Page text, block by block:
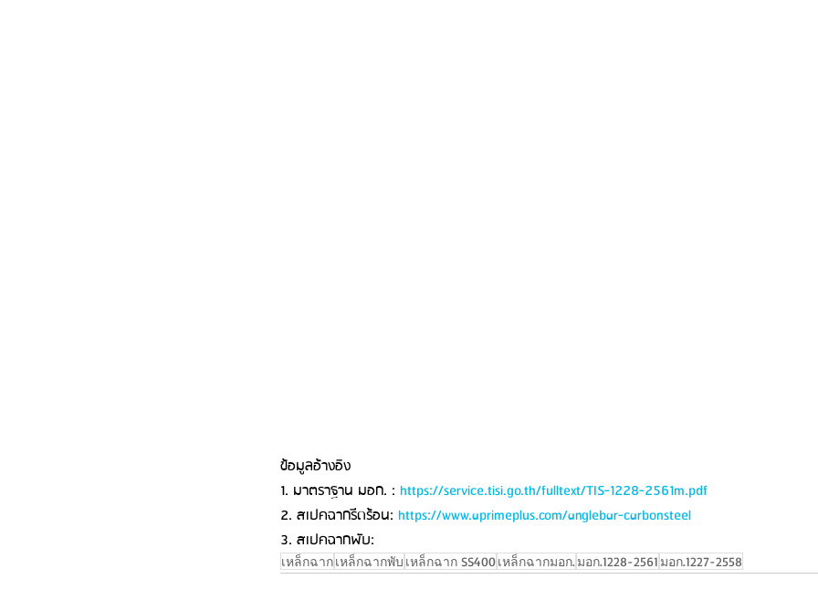
ข้อมูลอ้างอิง
1. มาตราฐาน มอก. : https://service.tisi.go.th/fulltext/TIS-1228-2561m.pdf
2. สเปคฉากรีดร้อน: https://www.aprimeplus.com/anglebar-carbonsteel
3. สเปคฉากพับ:
เหล็กฉากเหล็กฉากพับ เหล็กฉาก SS400เหล็กฉากมอก. มอก.1228-2561 มอก.1227-2558